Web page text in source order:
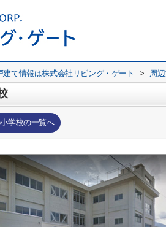
て情報は株式会社リビング・ゲート > 周
学校の一覧へ